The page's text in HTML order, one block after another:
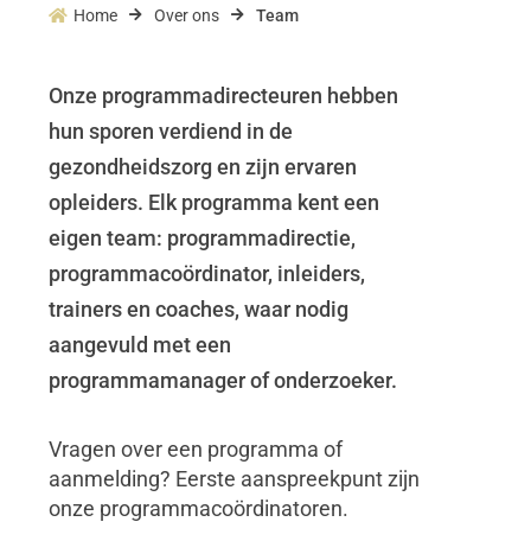
 Home  Over ons  Team
Onze programmadirecteuren hebben
hun sporen verdiend in de
gezondheidszorg en zijn ervaren
opleiders. Elk programma kent een
eigen team: programmadirectie,
programmacoördinator, inleiders,
trainers en coaches, waar nodig
aangevuld met een
programmamanager of onderzoeker.
Vragen over een programma of
aanmelding? Eerste aanspreekpunt zijn
onze programmacoördinatoren.